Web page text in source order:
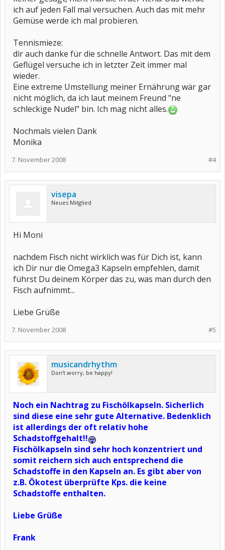
ich auf jeden Fall mal versuchen. Auch das mit mehr
Gemüse werde ich mal probieren.
Tennismieze:
dir auch danke für die schnelle Antwort. Das mit dem
Geflügel versuche ich in letzter Zeit immer mal
wieder.
Eine extreme Umstellung meiner Ernährung wär gar
nicht möglich, da ich laut meinem Freund "ne
schleckige Nudel" bin. Ich mag nicht alles.
Nochmals vielen Dank
Monika
#4
7. November 2008
visepa
Neues Mitglied
Hi Moni
nachdem Fisch nicht wirklich was für Dich ist, kann
ich Dir nur die Omega3 Kapseln empfehlen, damit
führst Du deinem Körper das zu, was man durch den
Fisch aufnimmt...
Liebe Grüße
#5
7. November 2008
musicandrhythm
Don't worry, be happy!
Noch ein Nachtrag zu Fischölkapseln. Sicherlich
sind diese eine sehr gute Alternative. Bedenklich
ist allerdings der oft relativ hohe
Schadstoffgehalt!!
Fischölkapseln sind sehr hoch konzentriert und
somit reichern sich auch entsprechend die
Schadstoffe in den Kapseln an. Es gibt aber von
z.B. Ökotest überprüfte Kps. die keine
Schadstoffe enthalten.
Liebe Grüße
Frank